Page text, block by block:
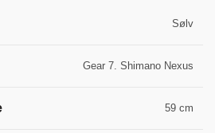
Sølv
Gear 7. Shimano Nexus
59 cm